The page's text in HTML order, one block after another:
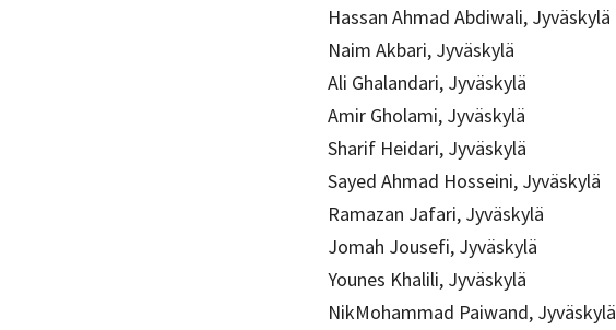
Hassan Ahmad Abdiwali, Jyväskylä
Naim Akbari, Jyväskylä
Ali Ghalandari, Jyväskylä
Amir Gholami, Jyväskylä
Sharif Heidari, Jyväskylä
Sayed Ahmad Hosseini, Jyväskylä
Ramazan Jafari, Jyväskylä
Jomah Jousefi, Jyväskylä
Younes Khalili, Jyväskylä
NikMohammad Paiwand, Jyväskylä